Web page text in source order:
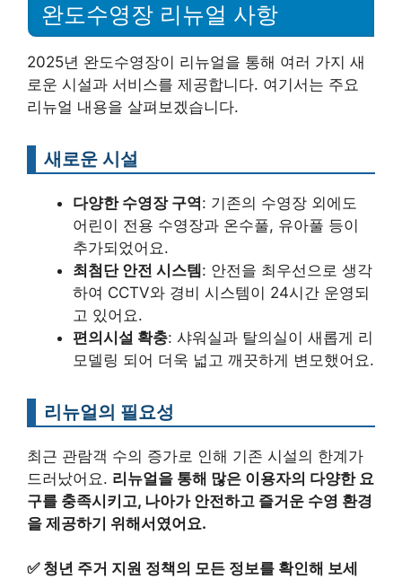
완도수영장 리뉴얼 사항
2025년 완도수영장이 리뉴얼을 통해 여러 가지 새
로운 시설과 서비스를 제공합니다. 여기서는 주요
리뉴얼 내용을 살펴보겠습니다.
새로운 시설
다양한 수영장 구역: 기존의 수영장 외에도
어린이 전용 수영장과 온수풀, 유아풀 등이
추가되었어요.
최첨단 안전 시스템: 안전을 최우선으로 생각
하여 CCTV와 경비 시스템이 24시간 운영되
고 있어요.
편의시설 확충: 샤워실과 탈의실이 새롭게 리
모델링 되어 더욱 넓고 깨끗하게 변모했어요.
리뉴얼의 필요성
최근 관람객 수의 증가로 인해 기존 시설의 한계가
드러났어요. 리뉴얼을 통해 많은 이용자의 다양한 요
구를 충족시키고, 나아가 안전하고 즐거운 수영 환경
을 제공하기 위해서였어요.
✅ 청년 주거 지원 정책의 모든 정보를 확인해 보세